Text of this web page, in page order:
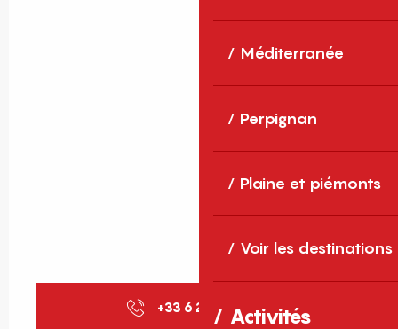
Méditerranée
Perpignan
Plaine et piémonts
Voir les destinations
Activités
+33 6 24 49 61 ▒▒